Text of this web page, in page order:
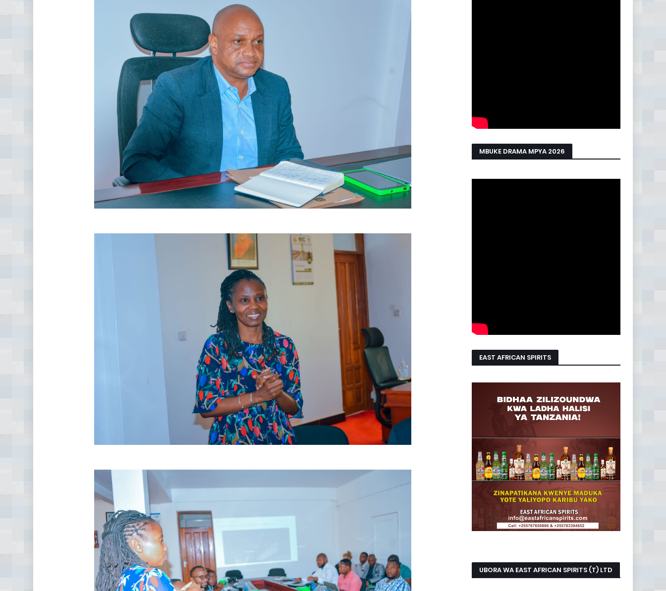
MBUKE DRAMA MPYA 2026
EAST AFRICAN SPIRITS
UBORA WA EAST AFRICAN SPIRITS (T) LTD